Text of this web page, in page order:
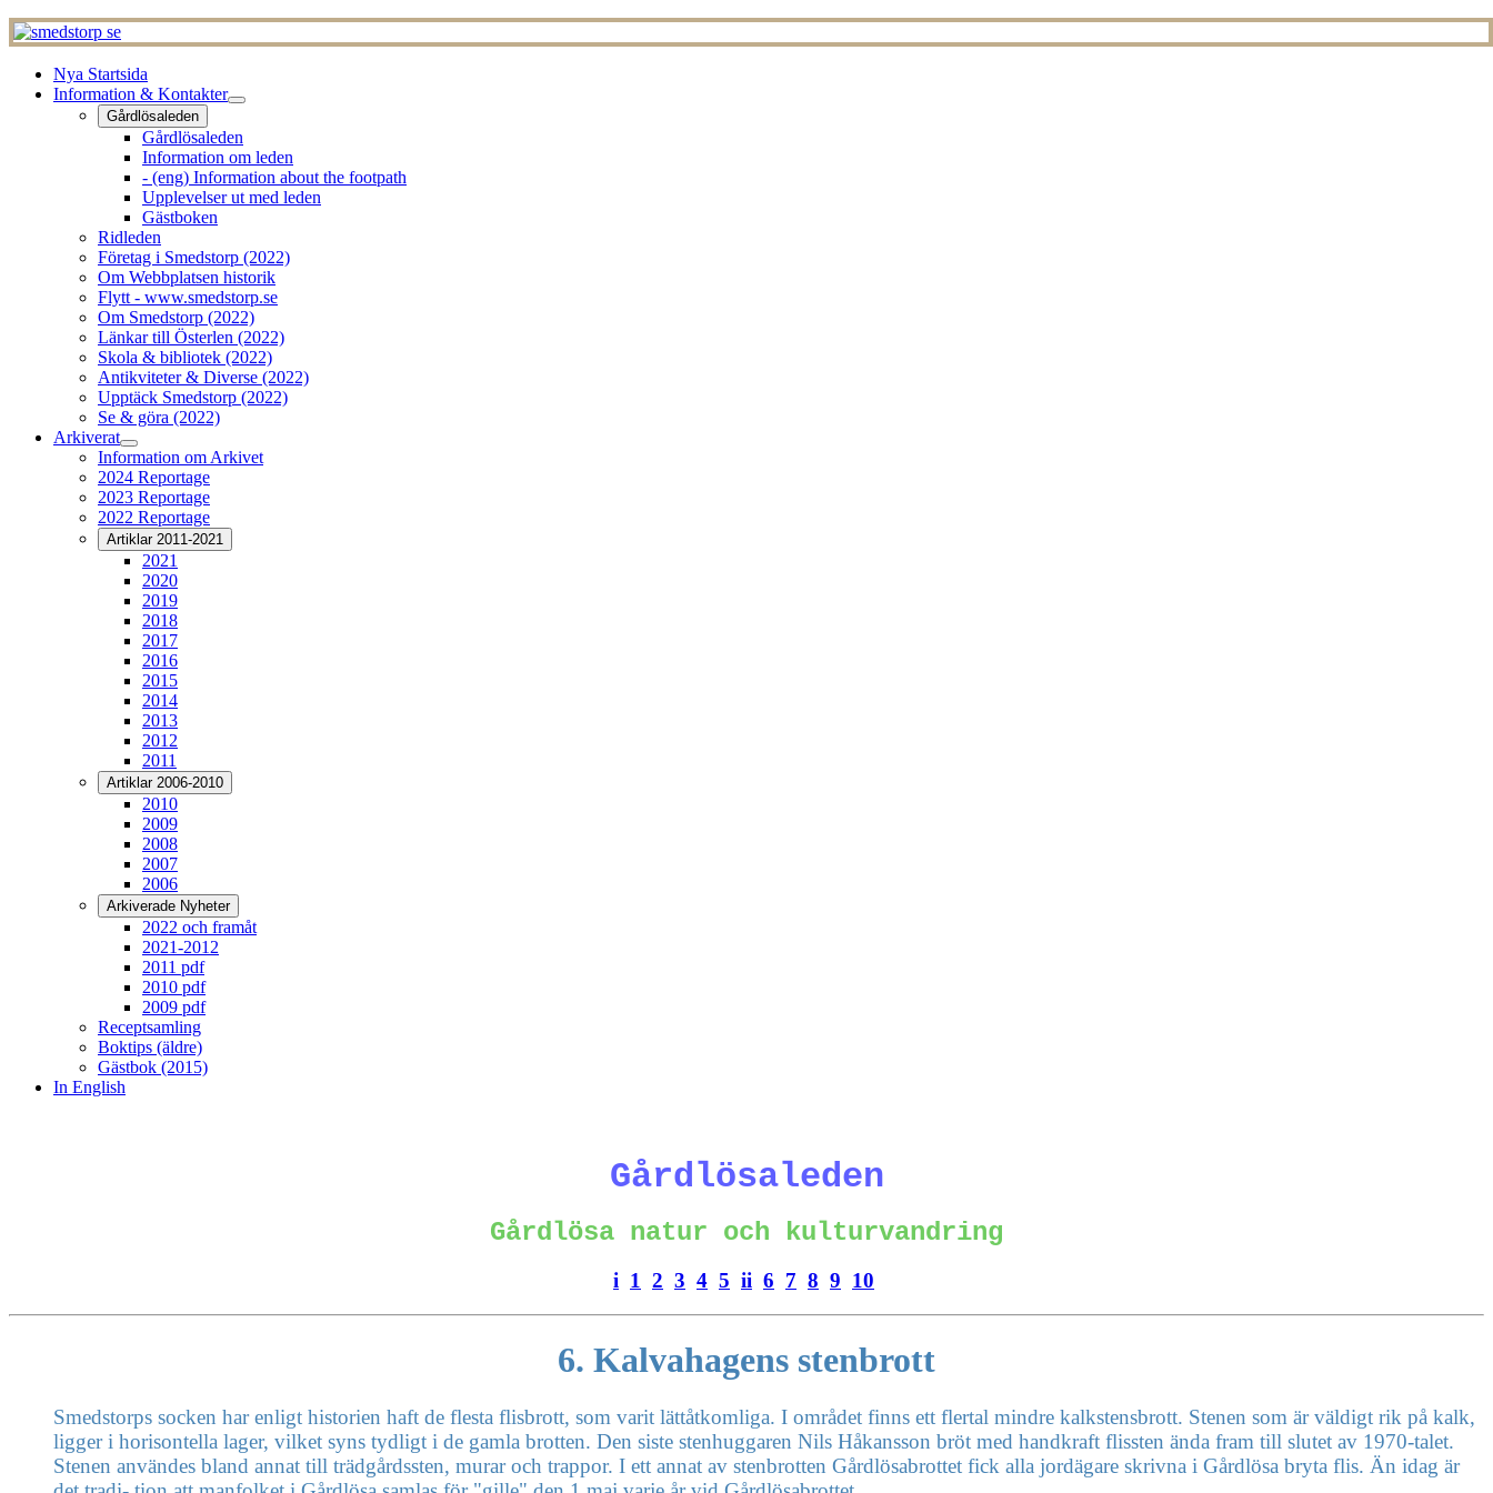
Nya Startsida
Information & Kontakter
Gårdlösaleden
Gårdlösaleden
Information om leden
- (eng) Information about the footpath
Upplevelser ut med leden
Gästboken
Ridleden
Företag i Smedstorp (2022)
Om Webbplatsen historik
Flytt - www.smedstorp.se
Om Smedstorp (2022)
Länkar till Österlen (2022)
Skola & bibliotek (2022)
Antikviteter & Diverse (2022)
Upptäck Smedstorp (2022)
Se & göra (2022)
Arkiverat
Information om Arkivet
2024 Reportage
2023 Reportage
2022 Reportage
Artiklar 2011-2021
2021
2020
2019
2018
2017
2016
2015
2014
2013
2012
2011
Artiklar 2006-2010
2010
2009
2008
2007
2006
Arkiverade Nyheter
2022 och framåt
2021-2012
2011 pdf
2010 pdf
2009 pdf
Receptsamling
Boktips (äldre)
Gästbok (2015)
In English
Gårdlösaleden
Gårdlösa natur och kulturvandring
i 1 2 3 4 5 ii 6 7 8 9 10
6. Kalvahagens stenbrott
Smedstorps socken har enligt historien haft de flesta flisbrott, som varit lättåtkomliga. I området finns ett flertal mindre kalkstensbrott. Stenen som är väldigt rik på kalk,
ligger i horisontella lager, vilket syns tydligt i de gamla brotten. Den siste stenhuggaren Nils Håkansson bröt med handkraft flissten ända fram till slutet av 1970-talet.
Stenen användes bland annat till trädgårdssten, murar och trappor. I ett annat av stenbrotten Gårdlösabrottet fick alla jordägare skrivna i Gårdlösa bryta flis. Än idag är